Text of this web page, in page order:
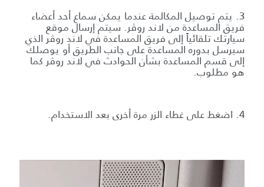
3. يتم توصيل المكالمة عندما يمكن سماع أحد أعضاء
فريق المساعدة من لاند روڤر. سيتم إرسال موقع
سيارتك تلقائياً إلى فريق المساعدة في لاند روڤر الذي
سيرسل بدوره المساعدة على جانب الطريق أو يوصلك
إلى قسم المساعدة بشأن الحوادث في لاند روڤر كما
هو مطلوب.
4. اضغط على غطاء الزر مرة أخرى بعد الاستخدام.